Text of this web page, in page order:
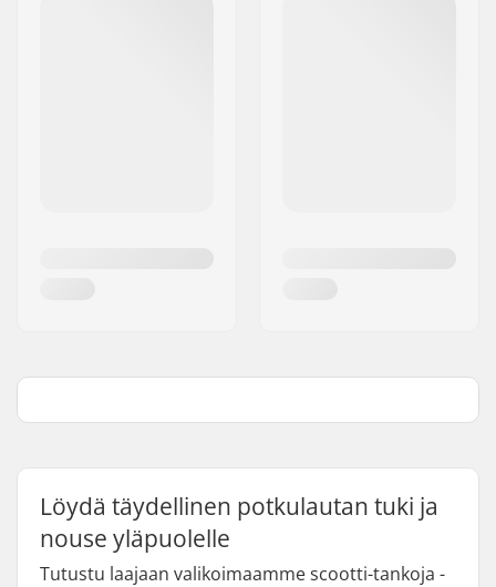
Löydä täydellinen potkulautan tuki ja
nouse yläpuolelle
Tutustu laajaan valikoimaamme scootti-tankoja -